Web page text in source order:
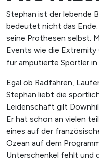
Stephan ist der lebende
bedeutet nicht das
seine Prothesen selbst.
Events wie die Extremity
für amputierte Sportler in
Egal ob Radfahren,
Stephan liebt die
Leidenschaft gilt
Er hat schon an vielen
eines auf der
Ozean auf dem
Unterschenkel fehlt und